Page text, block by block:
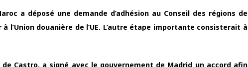
a déposé une demande d’adhésion au Conseil des régions de
l’Union douanière de l’UE. L’autre étape importante consisterait à
Castro, a signé avec le gouvernement de Madrid un accord afin